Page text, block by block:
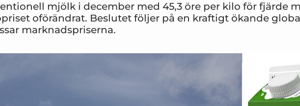
mjölk i december med 45,3 öre per kilo för fjärde
oförändrat. Beslutet följer på en kraftigt ökande
marknadspriserna.